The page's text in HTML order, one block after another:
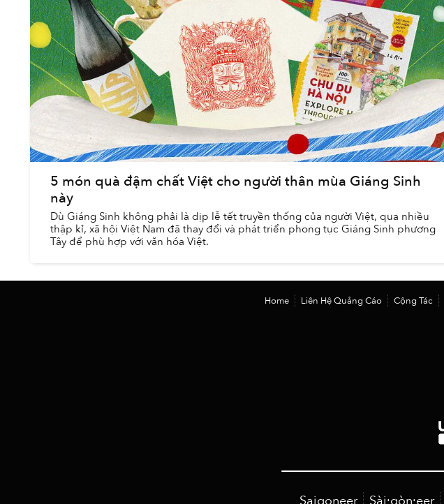
5 món quà đậm chất Việt cho người thân mùa Giáng Sinh
này
Dù Giáng Sinh không phải là dịp lễ tết truyền thống của người Việt, qua nhiều
thập kỉ, xã hội Việt Nam đã thay đổi và phát triển phong tục Giáng Sinh phương
Tây để phù hợp với văn hóa Việt.
Home Liên Hệ Quảng Cáo Cộng Tác